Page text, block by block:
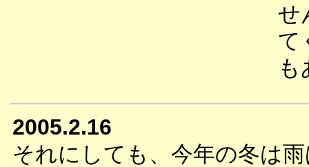
せ
て
も
2005.2.16
それにしても、今年の冬は